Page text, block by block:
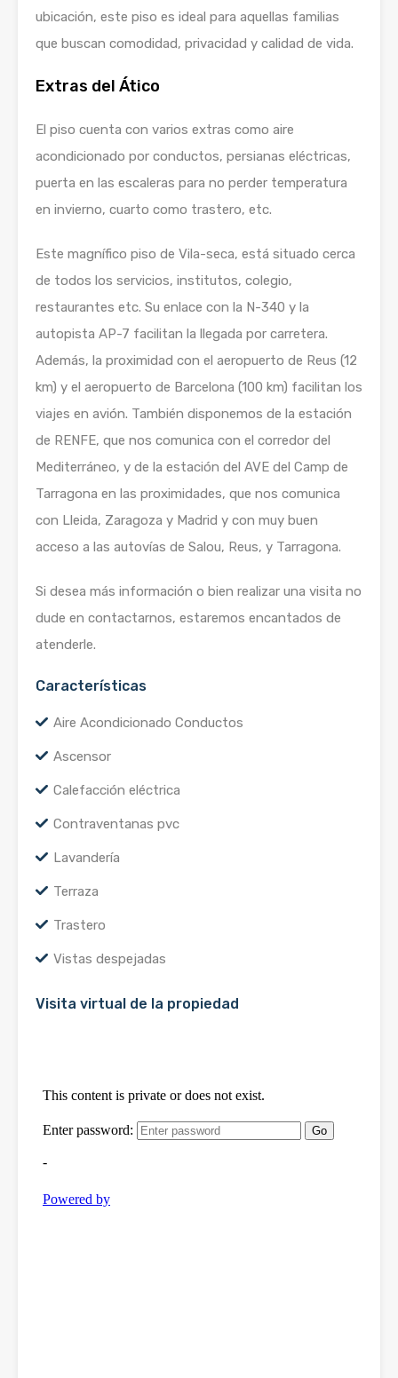
ubicación, este piso es ideal para aquellas familias
que buscan comodidad, privacidad y calidad de vida.
Extras del Ático
El piso cuenta con varios extras como aire
acondicionado por conductos, persianas eléctricas,
puerta en las escaleras para no perder temperatura
en invierno, cuarto como trastero, etc.
Este magnífico piso de Vila-seca, está situado cerca
de todos los servicios, institutos, colegio,
restaurantes etc. Su enlace con la N-340 y la
autopista AP-7 facilitan la llegada por carretera.
Además, la proximidad con el aeropuerto de Reus (12
km) y el aeropuerto de Barcelona (100 km) facilitan los
viajes en avión. También disponemos de la estación
de RENFE, que nos comunica con el corredor del
Mediterráneo, y de la estación del AVE del Camp de
Tarragona en las proximidades, que nos comunica
con Lleida, Zaragoza y Madrid y con muy buen
acceso a las autovías de Salou, Reus, y Tarragona.
Si desea más información o bien realizar una visita no
dude en contactarnos, estaremos encantados de
atenderle.
Características
Aire Acondicionado Conductos
Ascensor
Calefacción eléctrica
Contraventanas pvc
Lavandería
Terraza
Trastero
Vistas despejadas
Visita virtual de la propiedad